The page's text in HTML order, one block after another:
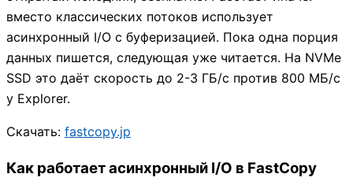
вместо классических потоков использует
асинхронный I/O с буферизацией. Пока одна порция
данных пишется, следующая уже читается. На NVMe
SSD это даёт скорость до 2-3 ГБ/с против 800 МБ/с
у Explorer.
Скачать: fastcopy.jp
Как работает асинхронный I/O в FastCopy